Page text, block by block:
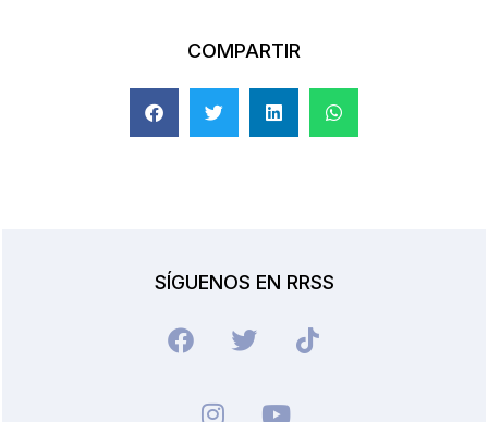
COMPARTIR
SÍGUENOS EN RRSS